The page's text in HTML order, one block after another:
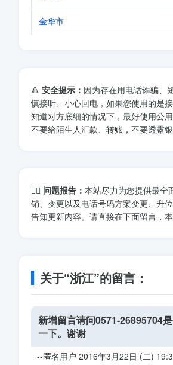
金华市
🔺 安全提示： 因为存在用电话诈骗、
慎接听、小心回电，如果您使用的是
知道对方底细的情况下，最好使用公
不要给陌生人汇款、转账，不要透露
🙋‍♂ 问题报告： 本站尽力为您提供最全
销、变更以及电话号码方案变更、升
告知更新内容。请直接在下面留言，
关于“浙江”的留言：
新增留言请问0571-26895704
一下。谢谢
--匿名用户 2016年3月22日 (二)